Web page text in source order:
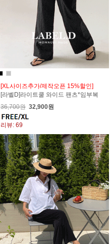
[XL사이즈추가/제작오픈 15%할인]
[라벨D]라이트쿨 와이드 팬츠*임부복
36,700원 32,900원
리뷰: 69